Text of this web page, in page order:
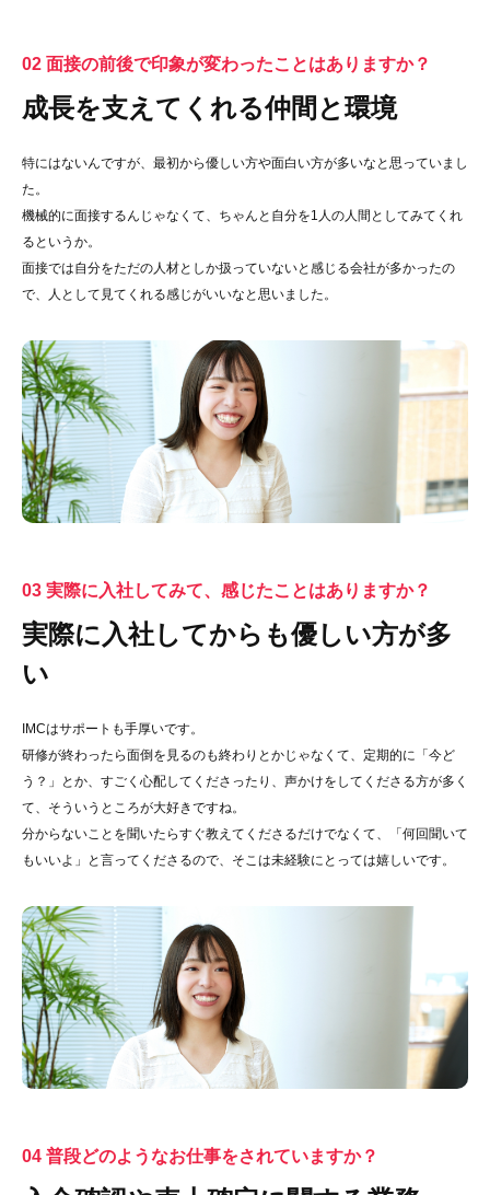
02 面接の前後で印象が変わったことはありますか？
成長を支えてくれる仲間と環境
特にはないんですが、最初から優しい方や面白い方が多いなと思っていまし
た。
機械的に面接するんじゃなくて、ちゃんと自分を1人の人間としてみてくれ
るというか。
面接では自分をただの人材としか扱っていないと感じる会社が多かったの
で、人として見てくれる感じがいいなと思いました。
03 実際に入社してみて、感じたことはありますか？
実際に入社してからも優しい方が多
い
IMCはサポートも手厚いです。
研修が終わったら面倒を見るのも終わりとかじゃなくて、定期的に「今ど
う？」とか、すごく心配してくださったり、声かけをしてくださる方が多く
て、そういうところが大好きですね。
分からないことを聞いたらすぐ教えてくださるだけでなくて、「何回聞いて
もいいよ」と言ってくださるので、そこは未経験にとっては嬉しいです。
04 普段どのようなお仕事をされていますか？